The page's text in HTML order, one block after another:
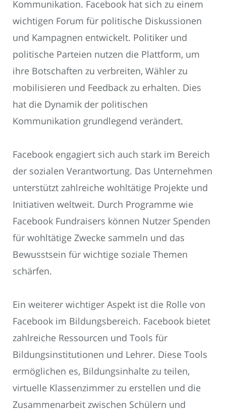
Kommunikation. Facebook hat sich zu einem
wichtigen Forum für politische Diskussionen
und Kampagnen entwickelt. Politiker und
politische Parteien nutzen die Plattform, um
ihre Botschaften zu verbreiten, Wähler zu
mobilisieren und Feedback zu erhalten. Dies
hat die Dynamik der politischen
Kommunikation grundlegend verändert.
Facebook engagiert sich auch stark im Bereich
der sozialen Verantwortung. Das Unternehmen
unterstützt zahlreiche wohltätige Projekte und
Initiativen weltweit. Durch Programme wie
Facebook Fundraisers können Nutzer Spenden
für wohltätige Zwecke sammeln und das
Bewusstsein für wichtige soziale Themen
schärfen.
Ein weiterer wichtiger Aspekt ist die Rolle von
Facebook im Bildungsbereich. Facebook bietet
zahlreiche Ressourcen und Tools für
Bildungsinstitutionen und Lehrer. Diese Tools
ermöglichen es, Bildungsinhalte zu teilen,
virtuelle Klassenzimmer zu erstellen und die
Zusammenarbeit zwischen Schülern und